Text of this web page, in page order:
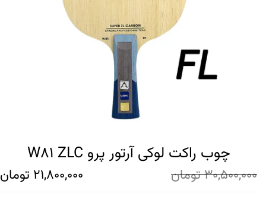
چوب راکت لوکی آرتور پرو W81 ZLC
30,500,000تومان 21,800,000 تومان